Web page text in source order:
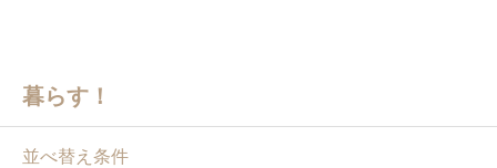
暮らす！
並べ替え条件